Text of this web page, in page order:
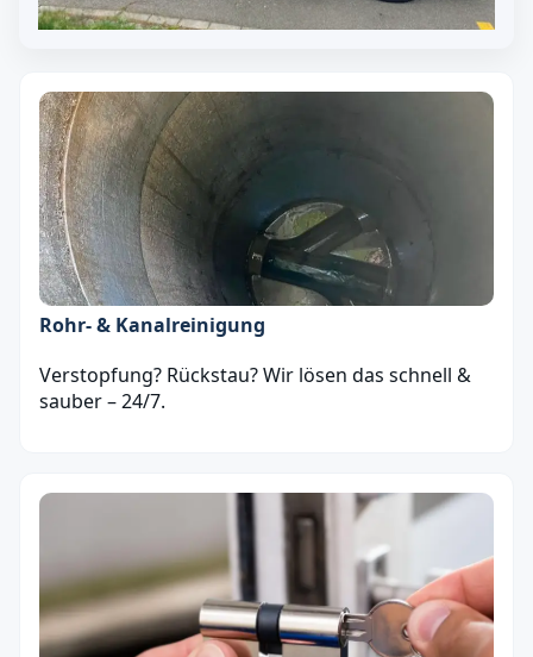
Rohr- & Kanalreinigung
Verstopfung? Rückstau? Wir lösen das schnell &
sauber – 24/7.